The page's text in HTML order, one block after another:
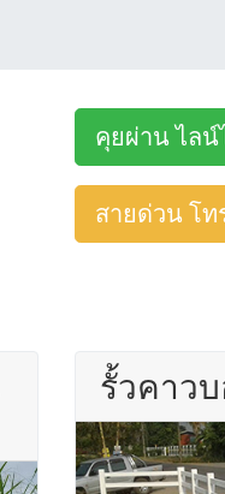
คุยผ่าน ไลน์
สายด่วน โท
รั้วคาว